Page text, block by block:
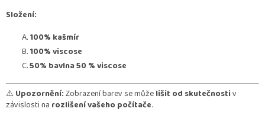
Složení:
100% kašmír
100% viscose
50% bavlna 50 % viscose
⚠️ Upozornění:Zobrazení barev se můželišit od skutečnostiv
závislosti na rozlišení vašeho počítače.